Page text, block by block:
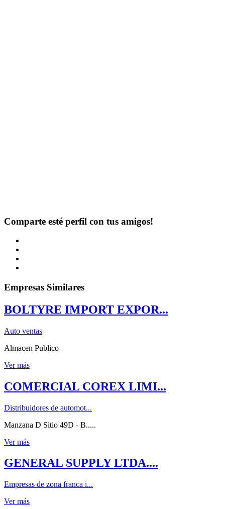
Comparte esté perfil con tus amigos!
Empresas Similares
BOLTYRE IMPORT EXPOR...
Auto ventas
Almacen Publico
Ver más
COMERCIAL COREX LIMI...
Distribuidores de automot...
Manzana D Sitio 49D - B.....
Ver más
GENERAL SUPPLY LTDA....
Empresas de zona franca i...
Ver más